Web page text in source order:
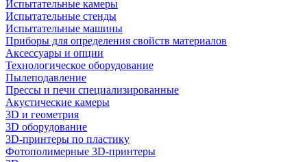
Испытательные камеры
Испытательные стенды
Испытательные машины
Приборы для определения свойств материалов
Аксессуары и опции
Технологическое оборудование
Пылеподавление
Прессы и печи специализированные
Акустические камеры
3D и геометрия
3D оборудование
3D-принтеры по пластику
Фотополимерные 3D-принтеры